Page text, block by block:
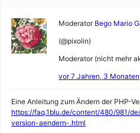
Moderator Bego Mario
(@pixolin)
Moderator (nicht mehr
vor 7 Jahren, 3 Monaten
Eine Anleitung zum Ändern der PHP-
https://faq.1blu.de/content/480/981/
version-aendern-.html